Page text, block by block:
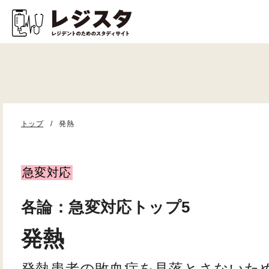
トップ 発熱
急変対応
各論：急変対応トップ5
発熱